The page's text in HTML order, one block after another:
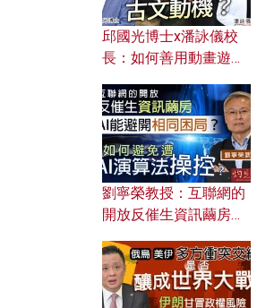
邱國光博士x潘詠儀校
長：如何善用動畫遊戲
劉寧榮教授：互聯網的
開放反催生資訊繭房，
何避免遭AI演算法操
控？